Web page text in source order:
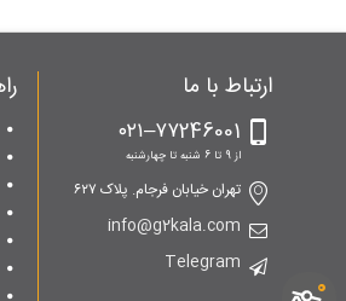
ارتباط با ما
۷۷246001–۰۲۱
از 9 تا 6 شنبه تا چهارشنبه
تهران خیابان فرجام. پلاک ۶۲۷
info@g2kala.com
Telegram
0